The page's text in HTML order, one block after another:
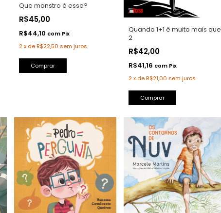
Que monstro é esse?
R$45,00
R$44,10 com Pix
2x deR$22,50 sem juros
Comprar
Quando 1+1 é muito mais que
2
R$42,00
R$41,16 com Pix
2x deR$21,00 sem juros
Comprar